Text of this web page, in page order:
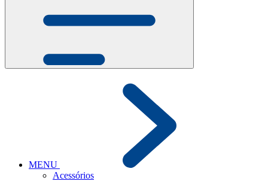
MENU
Acessórios